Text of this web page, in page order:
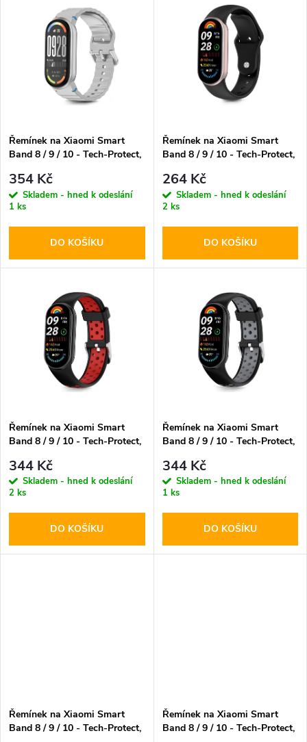
p
r
o
d
Abecedně
s
p
r
o
d
Řemínek na Xiaomi Smart
Band 8 / 9 / 10 - Tech-Protect,
354 Kč
Skladem - hned k odeslání
1 ks
DO KOŠÍKU
Řemínek na Xiaomi Smart
Band 8 / 9 / 10 - Tech-Protect,
264 Kč
Skladem - hned k odeslání
2 ks
DO KOŠÍKU
Řemínek na Xiaomi Smart
Band 8 / 9 / 10 - Tech-Protect,
344 Kč
Skladem - hned k odeslání
2 ks
DO KOŠÍKU
Řemínek na Xiaomi Smart
Band 8 / 9 / 10 - Tech-Protect,
344 Kč
Skladem - hned k odeslání
1 ks
DO KOŠÍKU
Řemínek na Xiaomi Smart
Band 8 / 9 / 10 - Tech-Protect,
Řemínek na Xiaomi Smart
Band 8 / 9 / 10 - Tech-Protect,